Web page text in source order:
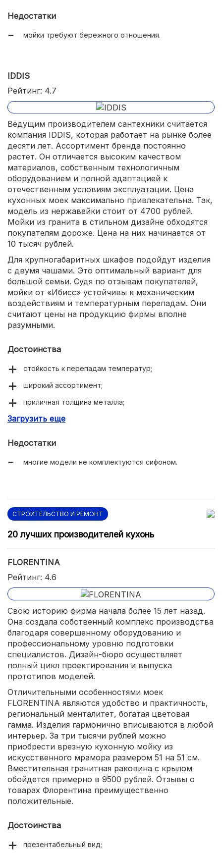
Недостатки
мойки требуют бережного отношения.
IDDIS
Рейтинг: 4.7
Ведущим производителем сантехники считается
компания IDDIS, которая работает на рынке более
десяти лет. Ассортимент бренда постоянно
растет. Он отличается высоким качеством
материалов, собственным технологичным
оборудованием и полной адаптацией к
отечественным условиям эксплуатации. Цена
кухонных моек максимально привлекательна. Так,
модель из нержавейки стоит от 4700 рублей.
Мойки из гранита в стильном дизайне обходятся
покупателям дороже. Цена на них начинается от
10 тысяч рублей.
Для крупногабаритных шкафов подойдут изделия
с двумя чашами. Это оптимальный вариант для
большой семьи. Судя по отзывам покупателей,
мойки от «Ибисс» устойчивы к механическим
воздействиям и температурным перепадам. Они
считают цены на продукцию фирмы вполне
разумными.
Достоинства
стойкость к перепадам температур;
широкий ассортимент;
приличная толщина металла;
приятная цена;
Загрузить еще
Недостатки
многие модели не комплектуются сифоном.
СТРОИТЕЛЬСТВО И РЕМОНТ
20 лучших производителей кухонь
FLORENTINA
Рейтинг: 4.6
Свою историю фирма начала более 15 лет назад.
Она создала собственный комплекс производства
благодаря совершенному оборудованию и
профессиональному уровню подготовки
специалистов. Дизайн-бюро осуществляет
полный цикл проектирования и выпуска
прототипов моделей.
Отличительными особенностями моек
FLORENTINA являются удобство и практичность,
региональный менталитет, богатая цветовая
гамма. Изделия гармонично вписываются в любой
интерьер. За три тысячи рублей можно
приобрести врезную кухонную мойку из
искусственного мрамора размером 51 на 51 см.
Вместительная гранитная раковина с крылом
обойдется примерно в 9500 рублей. Отзывы о
товарах Флорентина преимущественно
положительные.
Достоинства
презентабельный вид;